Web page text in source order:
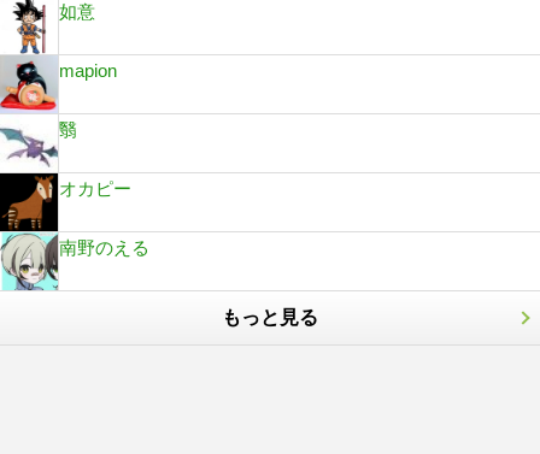
如意
mapion
翳
オカピー
南野のえる
もっと見る